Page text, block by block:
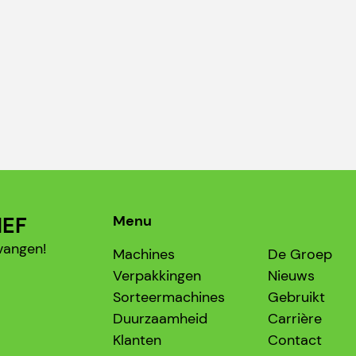
Menu
Machines
Verpakkingen
Sorteermachines
Duurzaamheid
Klanten
De Groep
Nieuws
Gebruikt
Carrière
Contact